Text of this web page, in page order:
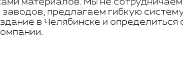
заводов, предлагаем гибкую
в Челябинске и